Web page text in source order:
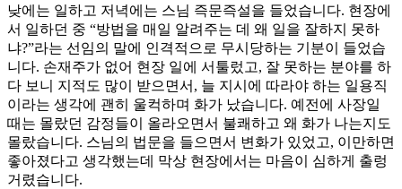
낮에는 일하고 저녁에는 스님 즉문즉설을 들었습니다. 현장에
서 일하던 중 “방법을 매일 알려주는 데 왜 일을 잘하지 못하
냐?”라는 선임의 말에 인격적으로 무시당하는 기분이 들었습
니다. 손재주가 없어 현장 일에 서툴렀고, 잘 못하는 분야를 하
다 보니 지적도 많이 받으면서, 늘 지시에 따라야 하는 일용직
이라는 생각에 괜히 울컥하며 화가 났습니다. 예전에 사장일
때는 몰랐던 감정들이 올라오면서 불쾌하고 왜 화가 나는지도
몰랐습니다. 스님의 법문을 들으면서 변화가 있었고, 이만하면
좋아졌다고 생각했는데 막상 현장에서는 마음이 심하게 출렁
거렸습니다.